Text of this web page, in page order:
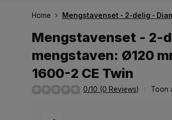
Home Mengstavenset - 2-delig -
Mengstavenset - 2-
mengstaven: Ø120
1600-2 CE Twin
0/10 (0 Reviews) Toon